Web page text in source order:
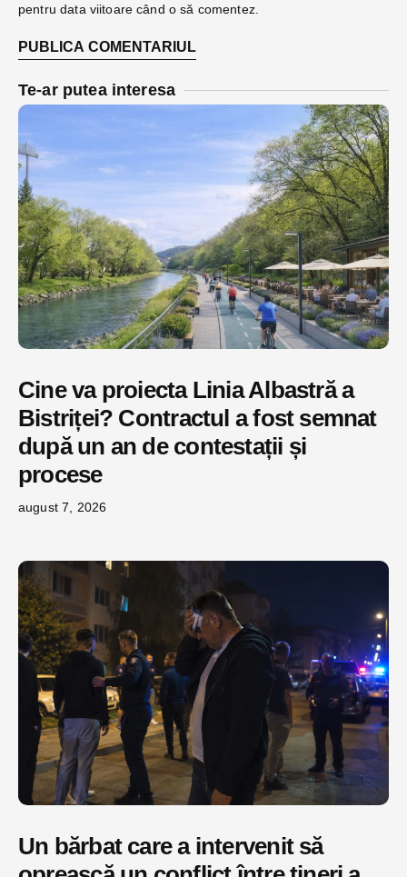
pentru data viitoare când o să comentez.
Te-ar putea interesa
Cine va proiecta Linia Albastră a
Bistriței? Contractul a fost semnat
după un an de contestații și
procese
august 7, 2026
Un bărbat care a intervenit să